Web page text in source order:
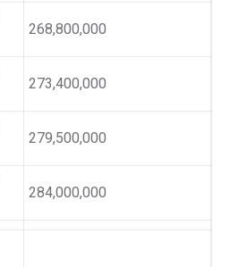
268,800,000
273,400,000
279,500,000
284,000,000